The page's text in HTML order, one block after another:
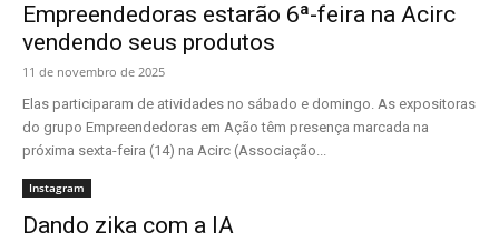
Empreendedoras estarão 6ª-feira na Acirc
vendendo seus produtos
11 de novembro de 2025
Elas participaram de atividades no sábado e domingo. As expositoras
do grupo Empreendedoras em Ação têm presença marcada na
próxima sexta-feira (14) na Acirc (Associação...
Instagram
Dando zika com a IA